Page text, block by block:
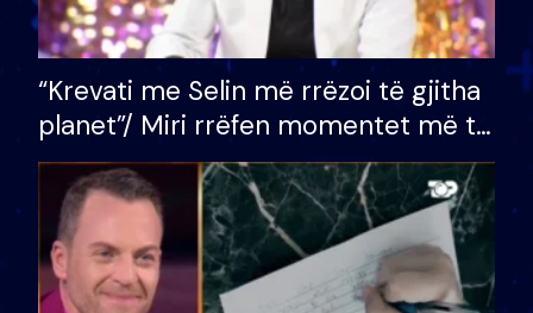
“Krevati me Selin më rrëzoi të gjitha
planet”/ Miri rrëfen momentet më të
bukura në shtëpinë e BB VIP: Do më
mungojë zilja e mëngjesit kur…